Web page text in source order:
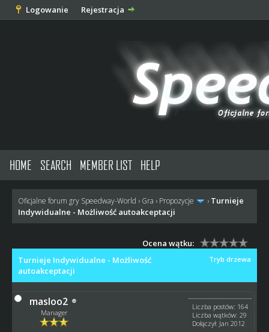
Logowanie Rejestracja
HOME SEARCH MEMBER LIST HELP
Oficjalne forum gry Speedway-World › Gra › Propozycje › Turnieje
Indywidualne - Możliwość autoakceptacji
Ocena wątku:
Tryb drzewa
Turnieje Indywidualne - Możliwość
autoakceptacji
masloo2
Manager
Liczba postów: 164
Liczba wątków: 29
Dołączył: Jan 2012